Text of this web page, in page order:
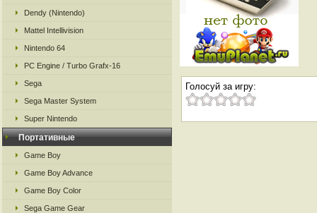
Dendy (Nintendo)
Mattel Intellivision
Nintendo 64
PC Engine / Turbo Grafx-16
Sega
Sega Master System
Super Nintendo
Портативные
Game Boy
Game Boy Advance
Game Boy Color
Sega Game Gear
Голосуй за игру: